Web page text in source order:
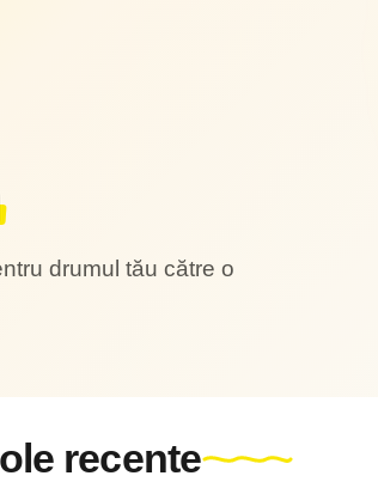
drumul tău către o
recente